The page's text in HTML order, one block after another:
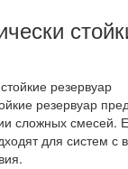
резервуар
сложных смесей.
для систем с